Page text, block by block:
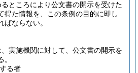
ところにより公文書の開示を受けた
得た情報を、この条例の目的に即し
ならない。
実施機関に対して、公文書の開示を
る者